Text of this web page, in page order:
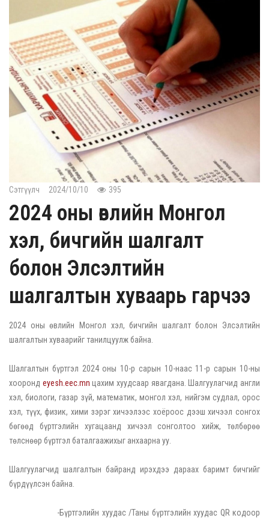
Сэтгүүлч 2024/10/10 395
2024 оны өвлийн Монгол
хэл, бичгийн шалгалт
болон Элсэлтийн
шалгалтын хуваарь гарчээ
2024 оны өвлийн Монгол хэл, бичгийн шалгалт болон Элсэлтийн
шалгалтын хуваарийг танилцуулж байна.
Шалгалтын бүртгэл 2024 оны 10-р сарын 10-наас 11-р сарын 10-ны
хооронд eyesh.eec.mn цахим хуудсаар явагдана. Шалгуулагчид англи
хэл, биологи, газар зүй, математик, монгол хэл, нийгэм судлал, орос
хэл, түүх, физик, хими зэрэг хичээлээс хоёроос дээш хичээл сонгох
бөгөөд бүртгэлийн хугацаанд хичээл сонголтоо хийж, төлбөрөө
төлснөөр бүртгэл баталгаажихыг анхаарна уу.
Шалгуулагчид шалгалтын байранд ирэхдээ дараах баримт бичгийг
бүрдүүлсэн байна.
-Бүртгэлийн хуудас /Таны бүртгэлийн хуудас QR кодоор